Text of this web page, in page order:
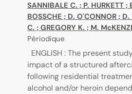
SANNIBALE C. ; P. HURKETT ;
BOSSCHE ; D. O'CONNOR ; D.
C. ; GREGORY K. ; M.
Périodique
ENGLISH : The present
impact of a structured
following residential
alcohol and/or heroin